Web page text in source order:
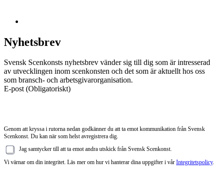
Nyhetsbrev
Svensk Scenkonsts nyhetsbrev vänder sig till dig som är intresserad
av utvecklingen inom scenkonsten och det som är aktuellt hos oss
som bransch- och arbetsgivarorganisation.
E-post (Obligatoriskt)
Genom att kryssa i rutorna nedan godkänner du att ta emot kommunikation från Svensk
Scenkonst. Du kan när som helst avregistrera dig.
Jag samtycker till att ta emot andra utskick från Svensk Scenkonst.
Vi värnar om din integritet. Läs mer om hur vi hanterar dina uppgifter i vår Integritetspolicy.